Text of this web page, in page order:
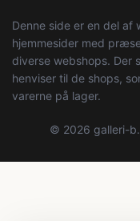
Denne side er en del
hjemmesider med
diverse webshops. Der
henviser til de shops,
varerne på lager.
© 2026 galleri-